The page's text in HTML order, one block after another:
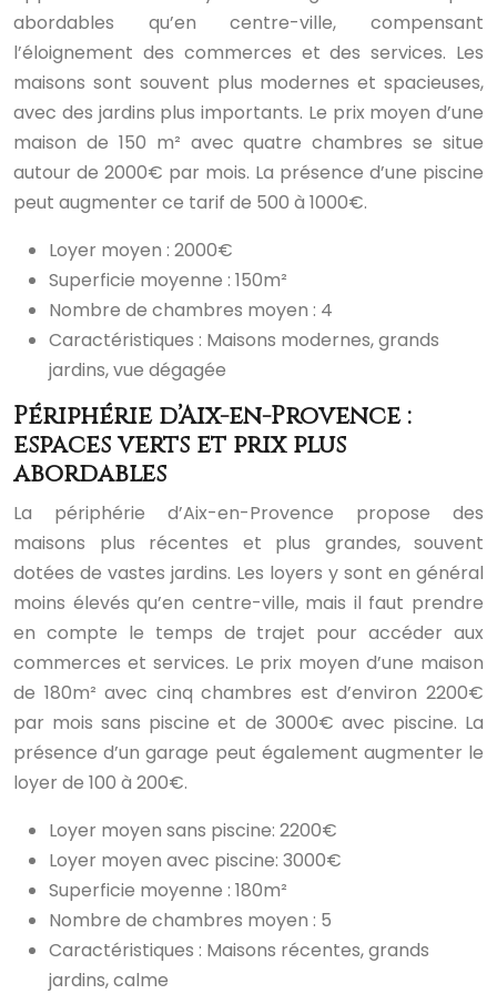
abordables qu’en centre-ville, compensant
l’éloignement des commerces et des services. Les
maisons sont souvent plus modernes et spacieuses,
avec des jardins plus importants. Le prix moyen d’une
maison de 150 m² avec quatre chambres se situe
autour de 2000€ par mois. La présence d’une piscine
peut augmenter ce tarif de 500 à 1000€.
Loyer moyen : 2000€
Superficie moyenne : 150m²
Nombre de chambres moyen : 4
Caractéristiques : Maisons modernes, grands
jardins, vue dégagée
Périphérie d’Aix-en-Provence :
espaces verts et prix plus
abordables
La périphérie d’Aix-en-Provence propose des
maisons plus récentes et plus grandes, souvent
dotées de vastes jardins. Les loyers y sont en général
moins élevés qu’en centre-ville, mais il faut prendre
en compte le temps de trajet pour accéder aux
commerces et services. Le prix moyen d’une maison
de 180m² avec cinq chambres est d’environ 2200€
par mois sans piscine et de 3000€ avec piscine. La
présence d’un garage peut également augmenter le
loyer de 100 à 200€.
Loyer moyen sans piscine: 2200€
Loyer moyen avec piscine: 3000€
Superficie moyenne : 180m²
Nombre de chambres moyen : 5
Caractéristiques : Maisons récentes, grands
jardins, calme